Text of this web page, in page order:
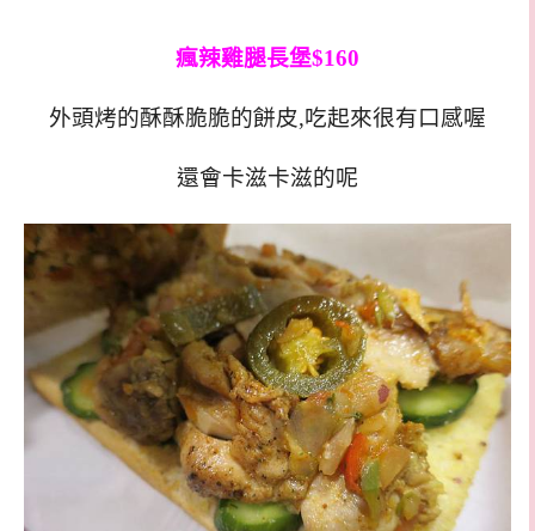
瘋辣雞腿長堡$160
外頭烤的酥酥脆脆的餅皮,吃起來很有口感喔
還會卡滋卡滋的呢